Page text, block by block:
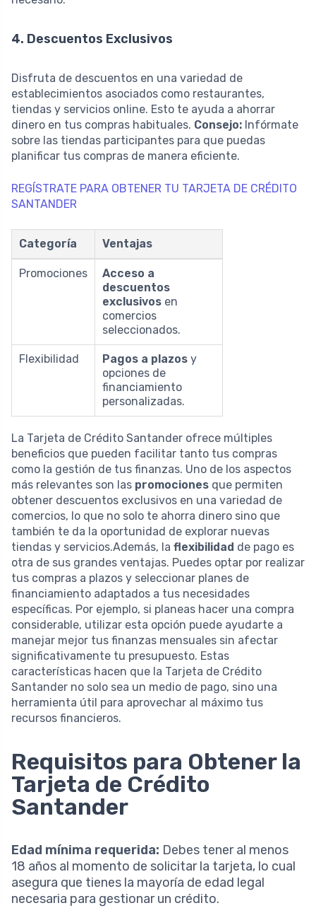
4. Descuentos Exclusivos
Disfruta de descuentos en una variedad de
establecimientos asociados como restaurantes,
tiendas y servicios online. Esto te ayuda a ahorrar
dinero en tus compras habituales. Consejo: Infórmate
sobre las tiendas participantes para que puedas
planificar tus compras de manera eficiente.
REGÍSTRATE PARA OBTENER TU TARJETA DE CRÉDITO
SANTANDER
Categoría Ventajas
Promociones
Acceso a
descuentos
exclusivos en
comercios
seleccionados.
Flexibilidad Pagos a plazos y
opciones de
financiamiento
personalizadas.
La Tarjeta de Crédito Santander ofrece múltiples
beneficios que pueden facilitar tanto tus compras
como la gestión de tus finanzas. Uno de los aspectos
más relevantes son las promociones que permiten
obtener descuentos exclusivos en una variedad de
comercios, lo que no solo te ahorra dinero sino que
también te da la oportunidad de explorar nuevas
tiendas y servicios.Además, la flexibilidad de pago es
otra de sus grandes ventajas. Puedes optar por realizar
tus compras a plazos y seleccionar planes de
financiamiento adaptados a tus necesidades
específicas. Por ejemplo, si planeas hacer una compra
considerable, utilizar esta opción puede ayudarte a
manejar mejor tus finanzas mensuales sin afectar
significativamente tu presupuesto. Estas
características hacen que la Tarjeta de Crédito
Santander no solo sea un medio de pago, sino una
herramienta útil para aprovechar al máximo tus
recursos financieros.
Requisitos para Obtener la
Tarjeta de Crédito
Santander
Edad mínima requerida: Debes tener al menos
18 años al momento de solicitar la tarjeta, lo cual
asegura que tienes la mayoría de edad legal
necesaria para gestionar un crédito.